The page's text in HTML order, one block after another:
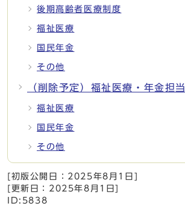
後期高齢者医療制度
福祉医療
国民年金
その他
（削除予定）福祉医療・年金担当
福祉医療
国民年金
その他
[初版公開日： 2025年8月1日
[更新日： 2025年8月1日
ID:5838